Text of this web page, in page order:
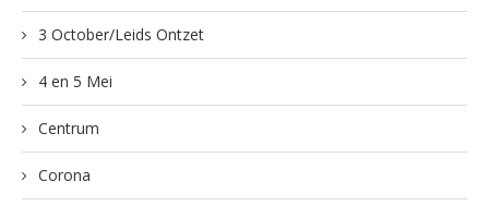
3 October/Leids Ontzet
4 en 5 Mei
Centrum
Corona